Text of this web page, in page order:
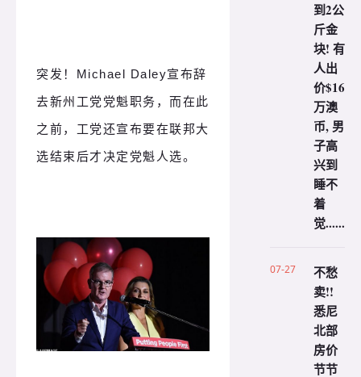
突发！Michael Daley宣布辞
去新州工党党魁职务，而在此
之前，工党还宣布要在联邦大
选结束后才决定党魁人选。
到2公
斤金
块! 有
人出
价$16
万澳
币, 男
子高
兴到
睡不
着
觉......
07-27
不愁
卖!!
悉尼
北部
房价
节节